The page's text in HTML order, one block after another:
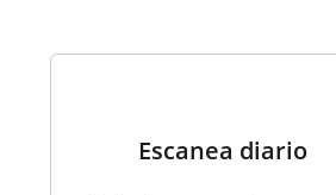
Escanea diario